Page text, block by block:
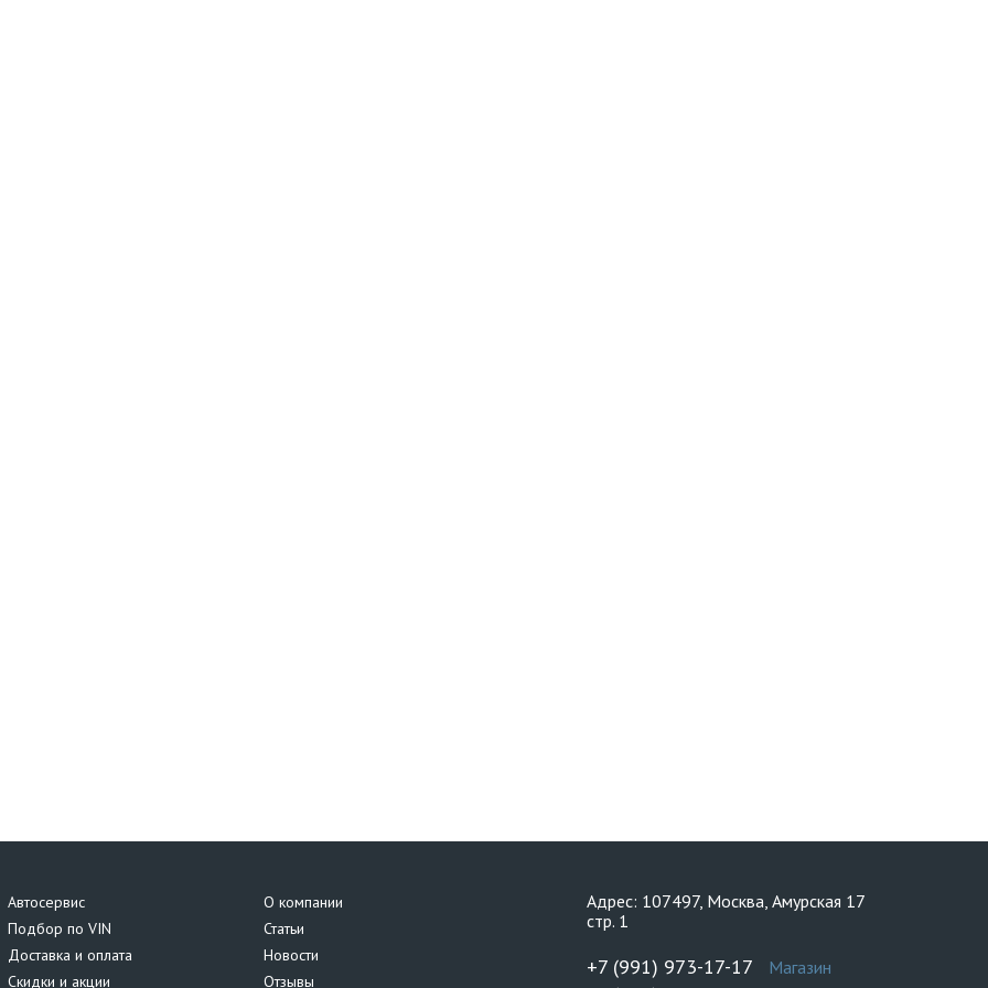
Автосервис
Подбор по VIN
Доставка и оплата
Скидки и акции
О компании
Статьи
Новости
Отзывы
Адрес: 107497, Москва, Амурская 17
стр. 1
+7 (991) 973-17-17 Магазин